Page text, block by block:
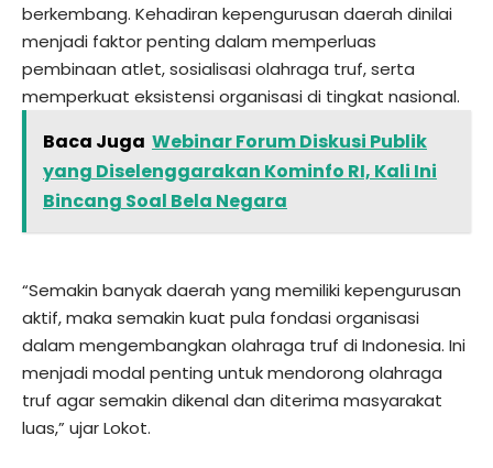
berkembang. Kehadiran kepengurusan daerah dinilai
menjadi faktor penting dalam memperluas
pembinaan atlet, sosialisasi olahraga truf, serta
memperkuat eksistensi organisasi di tingkat nasional.
Baca Juga Webinar Forum Diskusi Publik
yang Diselenggarakan Kominfo RI, Kali Ini
Bincang Soal Bela Negara
“Semakin banyak daerah yang memiliki kepengurusan
aktif, maka semakin kuat pula fondasi organisasi
dalam mengembangkan olahraga truf di Indonesia. Ini
menjadi modal penting untuk mendorong olahraga
truf agar semakin dikenal dan diterima masyarakat
luas,” ujar Lokot.